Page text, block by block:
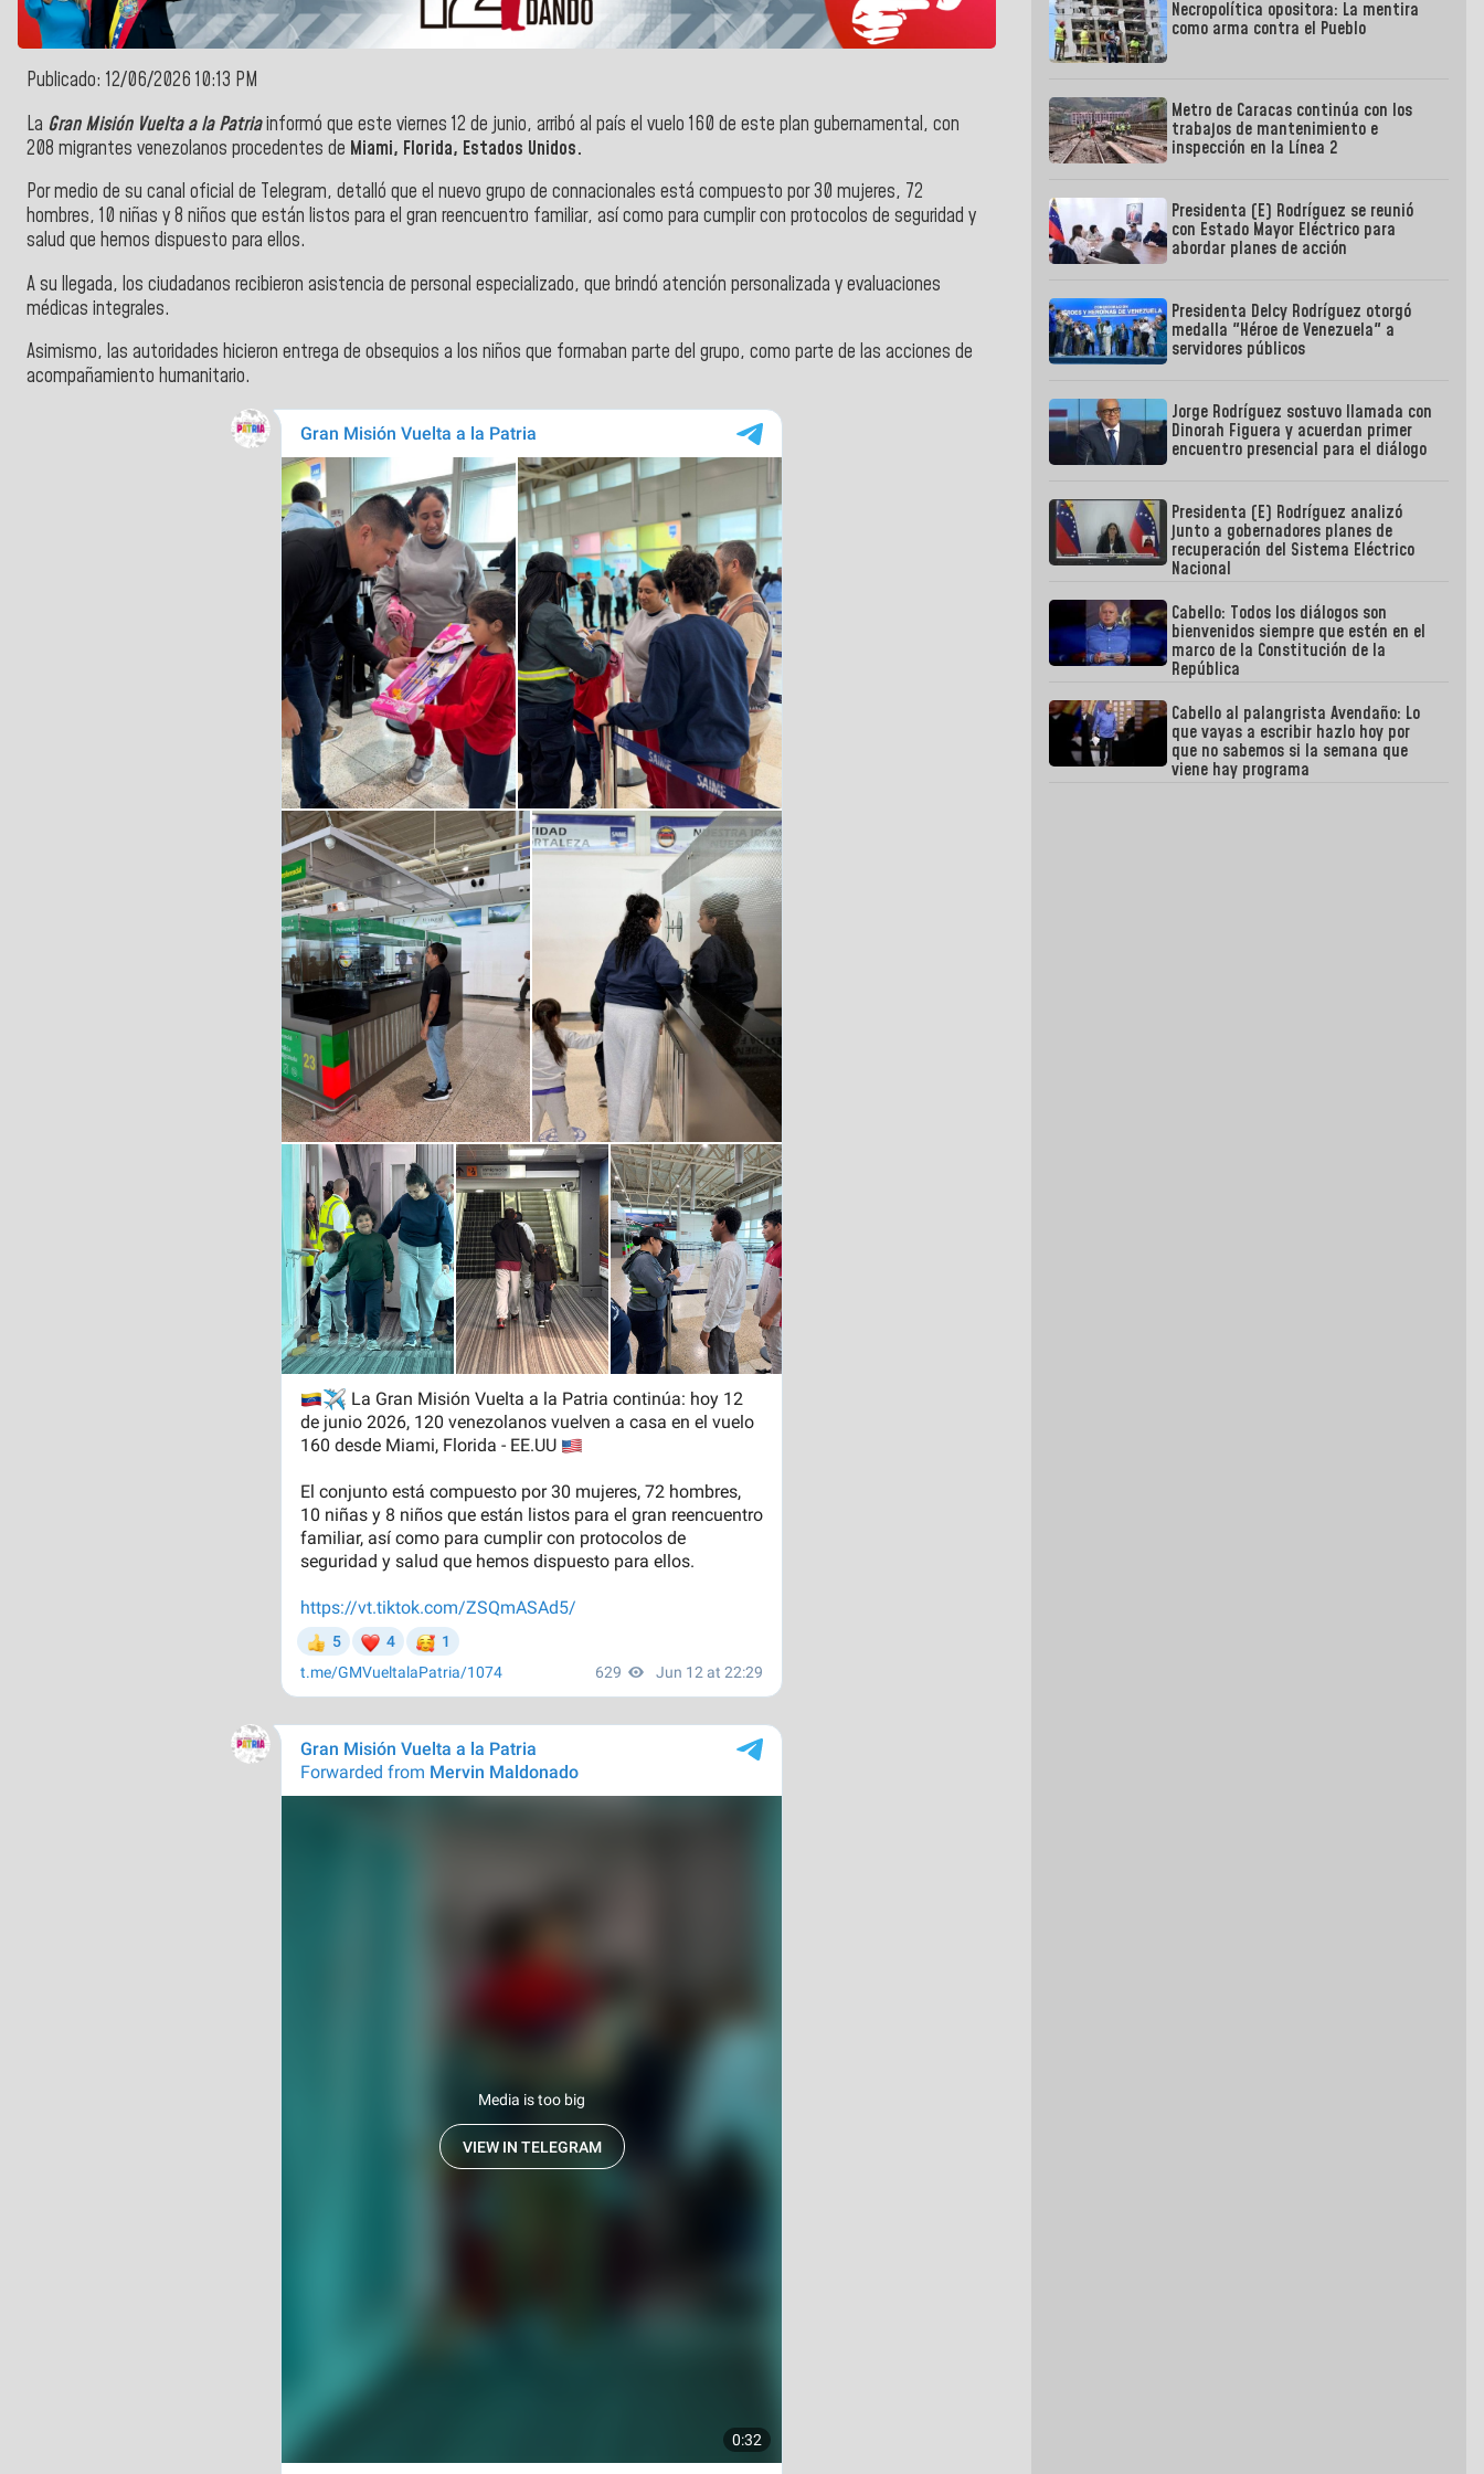
Publicado: 12/06/2026 10:13 PM
La Gran Misión Vuelta a la Patriainformó que este viernes 12 de junio, arribó al país el vuelo 160 de este plan gubernamental, con
208 migrantes venezolanos procedentes de Miami, Florida, Estados Unidos.
Por medio de su canal oficial de Telegram, detalló que el nuevo grupo de connacionales está compuesto por 30 mujeres, 72
hombres, 10 niñas y 8 niños que están listos para el gran reencuentro familiar, así como para cumplir con protocolos de seguridad y
salud que hemos dispuesto para ellos.
A su llegada, los ciudadanos recibieron asistencia de personal especializado, que brindó atención personalizada y evaluaciones
médicas integrales.
Asimismo, las autoridades hicieron entrega de obsequios a los niños que formaban parte del grupo, como parte de las acciones de
acompañamiento humanitario.
Necropolítica opositora: La mentira
como arma contra el Pueblo
Metro de Caracas continúa con los
trabajos de mantenimiento e
inspección en la Línea 2
Presidenta (E) Rodríguez se reunió
con Estado Mayor Eléctrico para
abordar planes de acción
Presidenta Delcy Rodríguez otorgó
medalla "Héroe de Venezuela" a
servidores públicos
Jorge Rodríguez sostuvo llamada con
Dinorah Figuera y acuerdan primer
encuentro presencial para el diálogo
Presidenta (E) Rodríguez analizó
junto a gobernadores planes de
recuperación del Sistema Eléctrico
Nacional
Cabello: Todos los diálogos son
bienvenidos siempre que estén en el
marco de la Constitución de la
República
Cabello al palangrista Avendaño: Lo
que vayas a escribir hazlo hoy por
que no sabemos si la semana que
viene hay programa